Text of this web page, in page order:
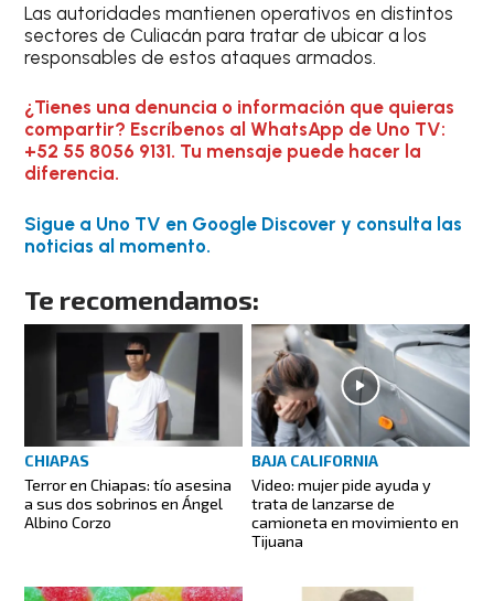
Las autoridades mantienen operativos en distintos
sectores de Culiacán para tratar de ubicar a los
responsables de estos ataques armados.
¿Tienes una denuncia o información que quieras
compartir? Escríbenos al WhatsApp de Uno TV:
+52 55 8056 9131. Tu mensaje puede hacer la
diferencia.
Sigue a Uno TV en Google Discover y consulta las
noticias al momento.
Te recomendamos:
CHIAPAS
Terror en Chiapas: tío asesina
a sus dos sobrinos en Ángel
Albino Corzo
BAJA CALIFORNIA
Video: mujer pide ayuda y
trata de lanzarse de
camioneta en movimiento en
Tijuana